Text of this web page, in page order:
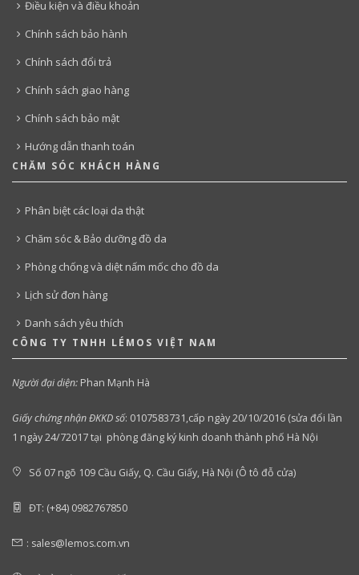
Điều kiện và điều khoản
Chính sách bảo hành
Chính sách đổi trả
Chính sách giao hàng
Chính sách bảo mật
Hướng dẫn thanh toán
CHĂM SÓC KHÁCH HÀNG
Phân biệt các loại da thật
Chăm sóc & Bảo dưỡng đồ da
Phòng chống và diệt nấm mốc cho đồ da
Lịch sử đơn hàng
Danh sách yêu thích
CÔNG TY TNHH LÉMOS VIỆT NAM
Người đại diện: Phan Mạnh Hà
Giấy chứng nhận ĐKKD số: 0107583731,cấp ngày 20/10/2016 (sửa đổi lần
1 ngày 24/72017 tại phòng đăng ký kinh doanh thành phố Hà Nội
Số 07 ngõ 109 Cầu Giấy, Q. Cầu Giấy, Hà Nội (Ô tô đỗ cửa)
ĐT: (+84) 0982767850
: sales@lemos.com.vn